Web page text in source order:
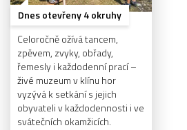
Dnes otevřeny 4 okruhy
Celoročně ožívá tancem,
zpěvem, zvyky, obřady,
řemesly i každodenní prací –
živé muzeum v klínu hor
vyzývá k setkání s jejich
obyvateli v každodennosti i ve
svátečních okamžicích.